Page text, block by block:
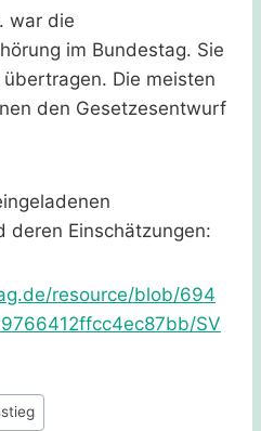
war die
im Bundestag. Sie
Die meisten
den Gesetzesentwurf
deren Einschätzungen:
resource/blob/694
SV